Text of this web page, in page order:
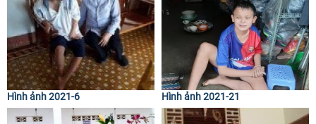
Hình ảnh 2021-6 Hình ảnh 2021-21